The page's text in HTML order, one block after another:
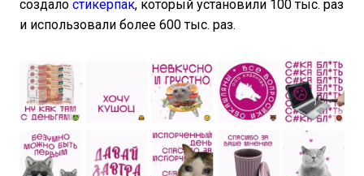
создало стикерпак, который установили 100 тыс. раз
и использовали более 600 тыс. раз.